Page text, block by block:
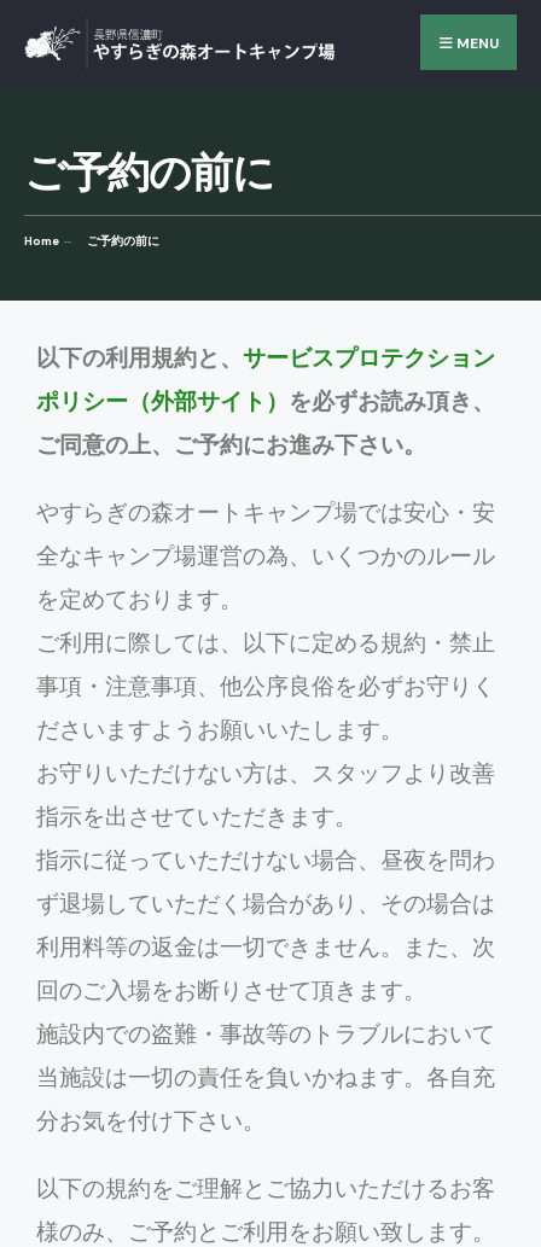
MENU
ご予約の前に
Home ご予約の前に
以下の利用規約と、 サービスプロテクション
ポリシー（外部サイト） を必ずお読み頂き、
ご同意の上、ご予約にお進み下さい。
やすらぎの森オートキャンプ場では安心・安
全なキャンプ場運営の為、いくつかのルール
を定めております。
ご利用に際しては、以下に定める規約・禁止
事項・注意事項、他公序良俗を必ずお守りく
ださいますようお願いいたします。
お守りいただけない方は、スタッフより改善
指示を出させていただきます。
指示に従っていただけない場合、昼夜を問わ
ず退場していただく場合があり、その場合は
利用料等の返金は一切できません。また、次
回のご入場をお断りさせて頂きます。
施設内での盗難・事故等のトラブルにおいて
当施設は一切の責任を負いかねます。各自充
分お気を付け下さい。
以下の規約をご理解とご協力いただけるお客
様のみ、ご予約とご利用をお願い致します。